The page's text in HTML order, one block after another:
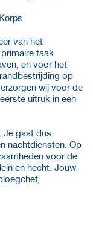
van het
taak
en voor het
op
wij voor de
uitruk in een
Je gaat dus
nachtdiensten. Op
voor de
en hecht. Jouw